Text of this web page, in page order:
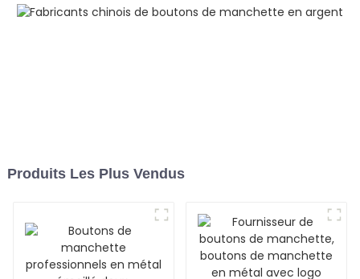
Produits Les Plus Vendus